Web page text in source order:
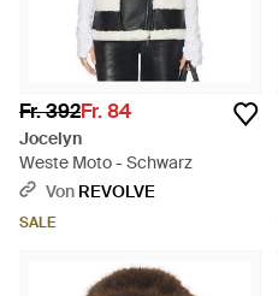
Fr. 392Fr. 84
Jocelyn
Weste Moto - Schwarz
Von REVOLVE
SALE